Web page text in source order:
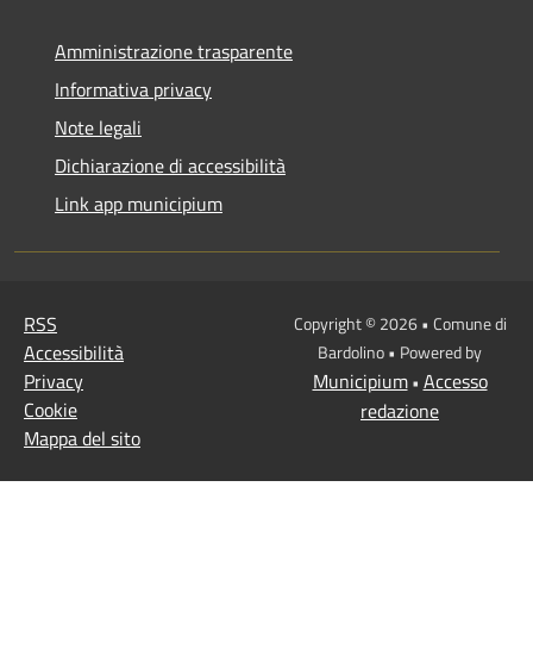
Amministrazione trasparente
Informativa privacy
Note legali
Dichiarazione di accessibilità
Link app municipium
RSS
Accessibilità
Privacy
Cookie
Mappa del sito
Copyright © 2026 • Comune di
Bardolino • Powered by
Municipium• Accesso
redazione